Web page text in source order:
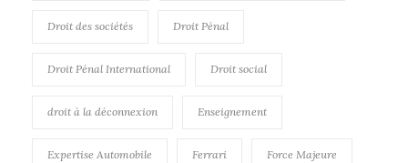
Droit des sociétés Droit Pénal
Droit Pénal International Droit social
droit à la déconnexion Enseignement
Expertise Automobile Ferrari Force Majeure